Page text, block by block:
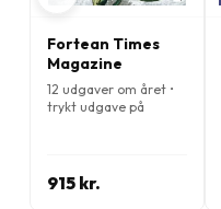
Fortean Times
Magazine
12 udgaver om året •
trykt udgave på
915 kr.